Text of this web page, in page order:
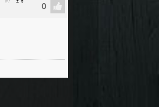
#7